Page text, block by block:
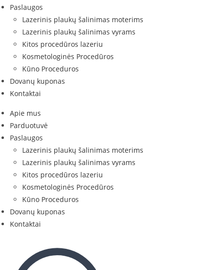
Paslaugos
Lazerinis plaukų šalinimas moterims
Lazerinis plaukų šalinimas vyrams
Kitos procedūros lazeriu
Kosmetologinės Procedūros
Kūno Proceduros
Dovanų kuponas
Kontaktai
Apie mus
Parduotuvė
Paslaugos
Lazerinis plaukų šalinimas moterims
Lazerinis plaukų šalinimas vyrams
Kitos procedūros lazeriu
Kosmetologinės Procedūros
Kūno Proceduros
Dovanų kuponas
Kontaktai